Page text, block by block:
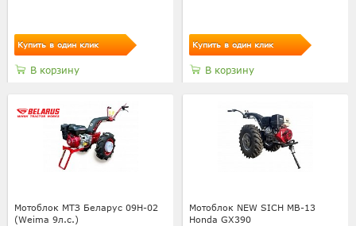
Купить в один клик
В корзину
Купить в один клик
В корзину
Мотоблок МТЗ Беларус 09Н-02
(Weima 9л.с.)
Мотоблок NEW SICH МВ-13
Honda GX390